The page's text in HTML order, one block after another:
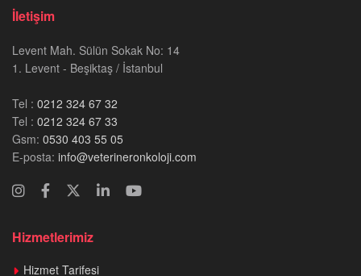
İletişim
Levent Mah. Sülün Sokak No: 14
1. Levent - Beşiktaş / İstanbul
Tel : 0212 324 67 32
Tel : 0212 324 67 33
Gsm: 0530 403 55 05
E-posta: info@veterineronkoloji.com
Hizmetlerimiz
Hizmet Tarifesi